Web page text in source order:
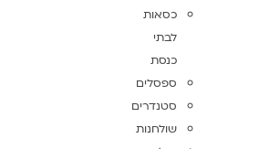
כסאות
לבתי
כנסת
ספסלים
סטנדרים
שולחנות